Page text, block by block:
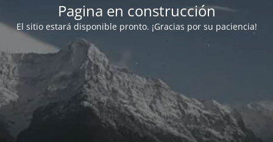
Pagina en construcción
El sitio estará disponible pronto. ¡Gracias por su paciencia!